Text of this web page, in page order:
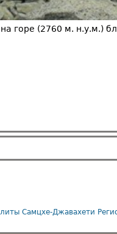
горе (2760 м. н.у.м.)
Самцхе-Джавахети